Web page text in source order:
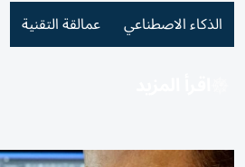
الذكاء الاصطناعي عمالقة التقنية